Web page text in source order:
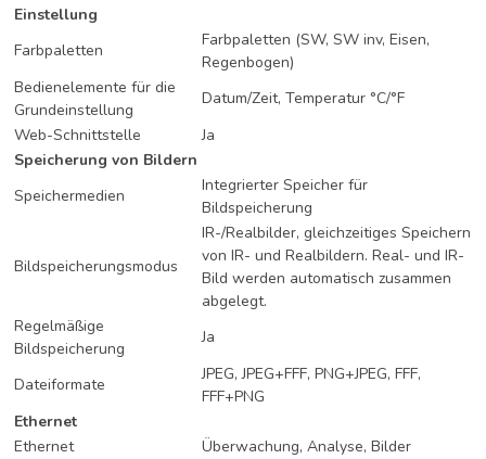
Einstellung
Farbpaletten
Farbpaletten (SW, SW inv, Eisen,
Regenbogen)
Bedienelemente für die
Grundeinstellung
Datum/Zeit, Temperatur °C/°F
Web-Schnittstelle
Ja
Speicherung von Bildern
Speichermedien
Integrierter Speicher für
Bildspeicherung
Bildspeicherungsmodus
IR-/Realbilder, gleichzeitiges Speichern
von IR- und Realbildern. Real- und IR-
Bild werden automatisch zusammen
abgelegt.
Regelmäßige
Bildspeicherung
Ja
Dateiformate
JPEG, JPEG+FFF, PNG+JPEG, FFF,
FFF+PNG
Ethernet
Ethernet
Überwachung, Analyse, Bilder